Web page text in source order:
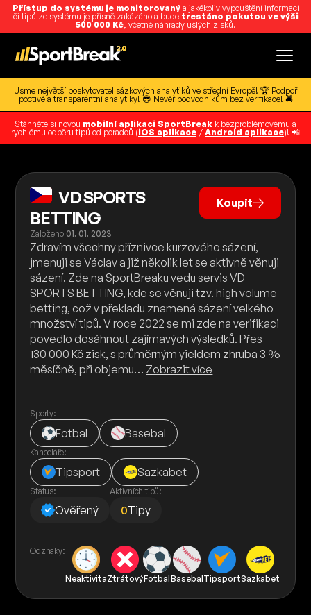
Přístup do systému je monitorovanýa jakékoliv vypouštění informací
či tipů ze systému je přísně zakázáno a bude trestáno pokutou ve výši
500 000 Kč, včetně náhrady ušlých zisků.
Jsme největší poskytovatel sázkových analytiků ve střední Evropě! 🏆 Podpoř
poctivé a transparentní analytiky! 😎 Nevěř podvodníkům bez verifikace! 🚔
Stáhněte si novou mobilní aplikaci SportBreak k bezproblémovému a
rychlému odběru tipů od poradců (iOS aplikace / Android aplikace)! 📲
VD SPORTS
BETTING
Založeno 01. 01. 2023
Koupit
Zdravím všechny příznivce kurzového sázení,
jmenuji se Václav a již několik let se aktivně věnuji
sázení. Zde na SportBreaku vedu servis VD
SPORTS BETTING, kde se věnuji tzv. high volume
betting, což v překladu znamená sázení velkého
množství tipů. V roce 2022 se mi zde na verifikaci
povedlo dosáhnout zajímavých výsledků. Přes
130 000 Kč zisk, s průměrným yieldem zhruba 3 %
měsíčně, při objemu… Zobrazit více
Sporty:
Fotbal Basebal
Kanceláře:
Tipsport Sazkabet
Status:
Ověřený
Aktivních tipů:
0Tipy
Odznaky:
NeaktivitaZtrátovýFotbalBasebalTipsportSazkabet